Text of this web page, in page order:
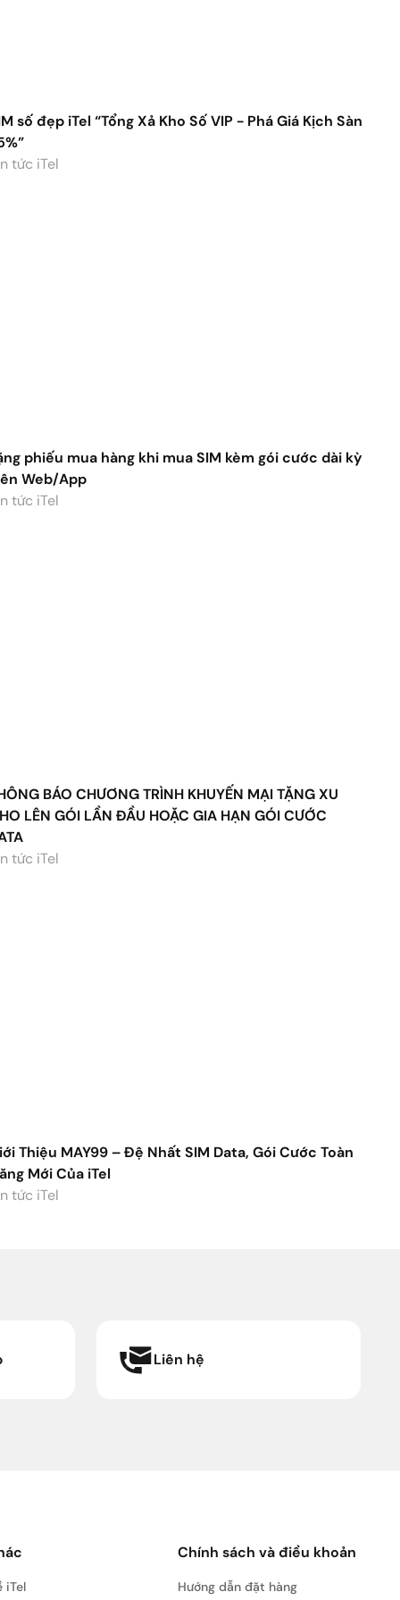
LÊN GÓI LẦN ĐẦU HOẶC GIA HẠN GÓI CƯỚC
tức
Hướng dẫn thanh toán
Quy định tính cước cho thuê